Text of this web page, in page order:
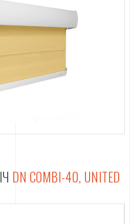
DN COMBI-40, UNITED